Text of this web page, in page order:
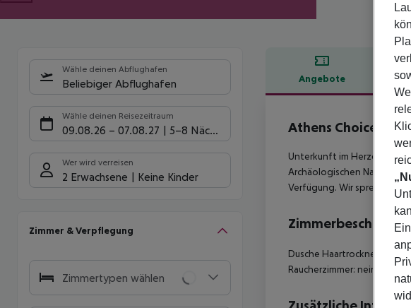
Wähle deinen Abflughafen
Beliebiger Abflughafen
Wähle deinen Reisezeitraum
09.08.26 – 07.08.27 5-8 Nächte
Wer wird verreisen
2 Erwachsene Keine Kinder
Zimmer & Verpflegung
Zimmertypen wählen
Angebote
Athens Choice
Unterkunft im Herzen von
Archäologischen
Verfügung. Wir sprechen
Dusche Haartrockner
Raucherzimmer: nein